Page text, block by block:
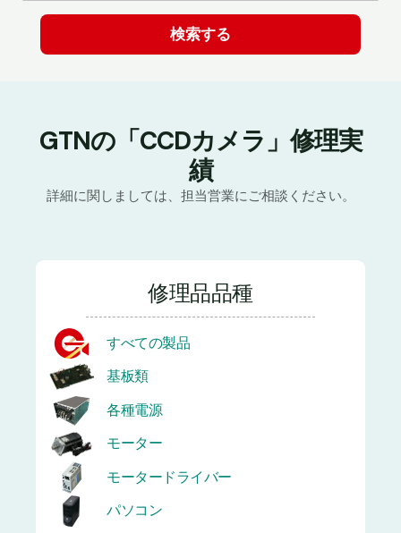
GTNの「CCDカメラ」修理実
績
詳細に関しましては、担当営業にご相談ください。
修理品品種
すべての製品
基板類
各種電源
モーター
モータードライバー
パソコン